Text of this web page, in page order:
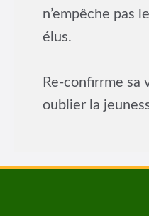
n’empêche pas
élus.
Re-confirrme sa
oublier la